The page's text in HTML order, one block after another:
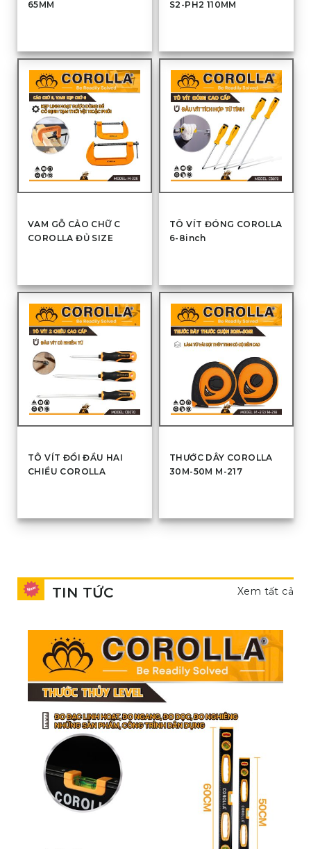
65MM S2-PH2 110MM
VAM GỖ CẢO CHỮ C
COROLLA ĐỦ SIZE
TÔ VÍT ĐÓNG COROLLA
6-8inch
TÔ VÍT ĐỔI ĐẦU HAI
CHIỀU COROLLA
THƯỚC DÂY COROLLA
30M-50M M-217
TIN TỨC Xem tất cả